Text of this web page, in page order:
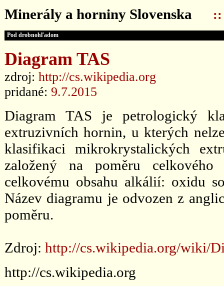
Minerály a horniny Slovenska ::
Pod drobnohľadom
Diagram TAS
zdroj: http://cs.wikipedia.org
pridané: 9.7.2015
Diagram TAS je petrologický
extruzivních hornin, u kterých
klasifikaci mikrokrystalických
založený na poměru
celkovému obsahu alkálií: oxidu
Název diagramu je odvozen z
poměru.
Zdroj: http://cs.wikipedia.org/wiki/
http://cs.wikipedia.org